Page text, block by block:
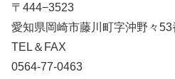
〒444−3523
愛知県岡崎市藤川町字沖野々53
TEL＆FAX
0564-77-0463